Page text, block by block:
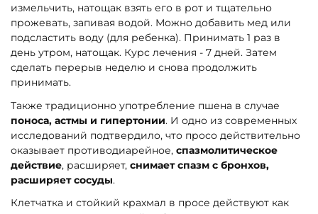
измельчить, натощак взять его в рот и тщательно
прожевать, запивая водой. Можно добавить мед или
подсластить воду (для ребенка). Принимать 1 раз в
день утром, натощак. Курс лечения - 7 дней. Затем
сделать перерыв неделю и снова продолжить
принимать.
Также традиционно употребление пшена в случае
поноса, астмы и гипертонии. И одно из современных
исследований подтвердило, что просо действительно
оказывает противодиарейное, спазмолитическое
действие, расширяет, снимает спазм с бронхов,
расширяет сосуды.
Клетчатка и стойкий крахмал в просе действуют как